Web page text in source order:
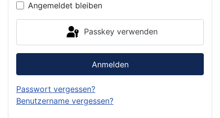
Angemeldet bleiben
Passkey verwenden
Anmelden
Passwort vergessen?
Benutzername vergessen?